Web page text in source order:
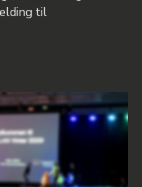
til